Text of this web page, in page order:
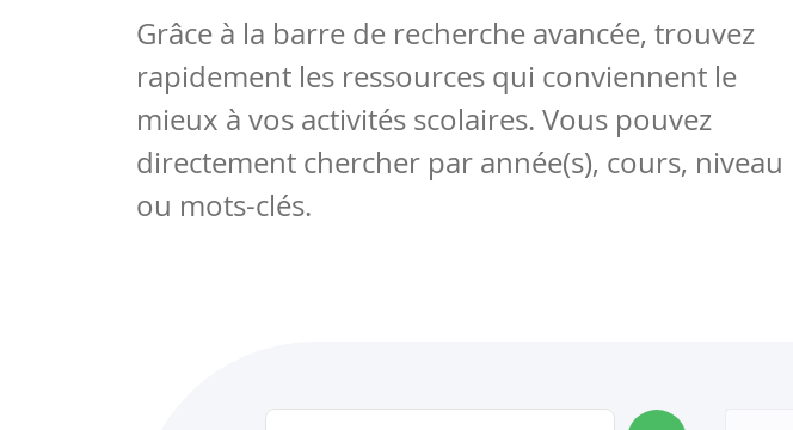
Grâce à la barre de recherche avancée, trouvez
rapidement les ressources qui conviennent le
mieux à vos activités scolaires. Vous pouvez
directement chercher par année(s), cours, niveau
ou mots-clés.